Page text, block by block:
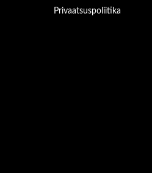
Privaatsuspoliitika